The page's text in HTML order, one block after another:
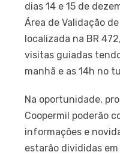
dias 14 e 15 de
Área de Validação
localizada na BR
visitas guiadas
manhã e as 14h no
Na oportunidade,
Coopermil poderão
informações e
estarão divididas